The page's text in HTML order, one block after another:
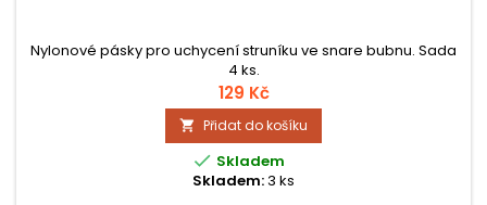
Nylonové pásky pro uchycení struníku ve snare bubnu. Sada
4 ks.
129 Kč
 Přidat do košíku
 Skladem
Skladem:3 ks